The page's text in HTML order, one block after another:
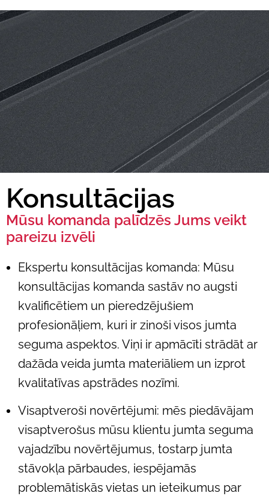
Konsultācijas
Mūsu komanda palīdzēs Jums veikt
pareizu izvēli
Ekspertu konsultācijas komanda: Mūsu
konsultācijas komanda sastāv no augsti
kvalificētiem un pieredzējušiem
profesionāļiem, kuri ir zinoši visos jumta
seguma aspektos. Viņi ir apmācīti strādāt ar
dažāda veida jumta materiāliem un izprot
kvalitatīvas apstrādes nozīmi.
Visaptveroši novērtējumi: mēs piedāvājam
visaptverošus mūsu klientu jumta seguma
vajadzību novērtējumus, tostarp jumta
stāvokļa pārbaudes, iespējamās
problemātiskās vietas un ieteikumus par